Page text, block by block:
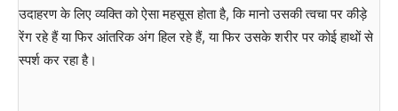
उदाहरण के लिए व्यक्ति को ऐसा महसूस होता है, कि मानो उसकी त्वचा पर कीड़े
रेंग रहे हैं या फिर आंतरिक अंग हिल रहे हैं, या फिर उसके शरीर पर कोई हाथों से
स्पर्श कर रहा है।